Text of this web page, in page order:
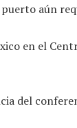
aún
en el
del